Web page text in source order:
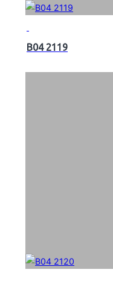
B04 2119